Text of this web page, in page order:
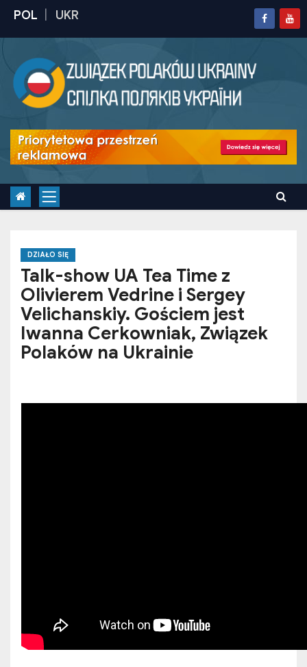
t
DZIAŁO SIĘ
Talk-show UA Tea Time z
Olivierem Vedrine i Sergey
Velichanskiy. Gościem jest
Iwanna Cerkowniak, Związek
Polaków na Ukrainie